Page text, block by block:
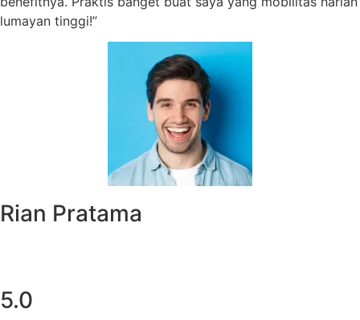
lumayan tinggi!”
Rian Pratama
5.0